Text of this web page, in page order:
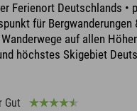
Ferienort Deutschlands •
für Bergwanderungen
auf allen
höchstes Skigebiet
Gut